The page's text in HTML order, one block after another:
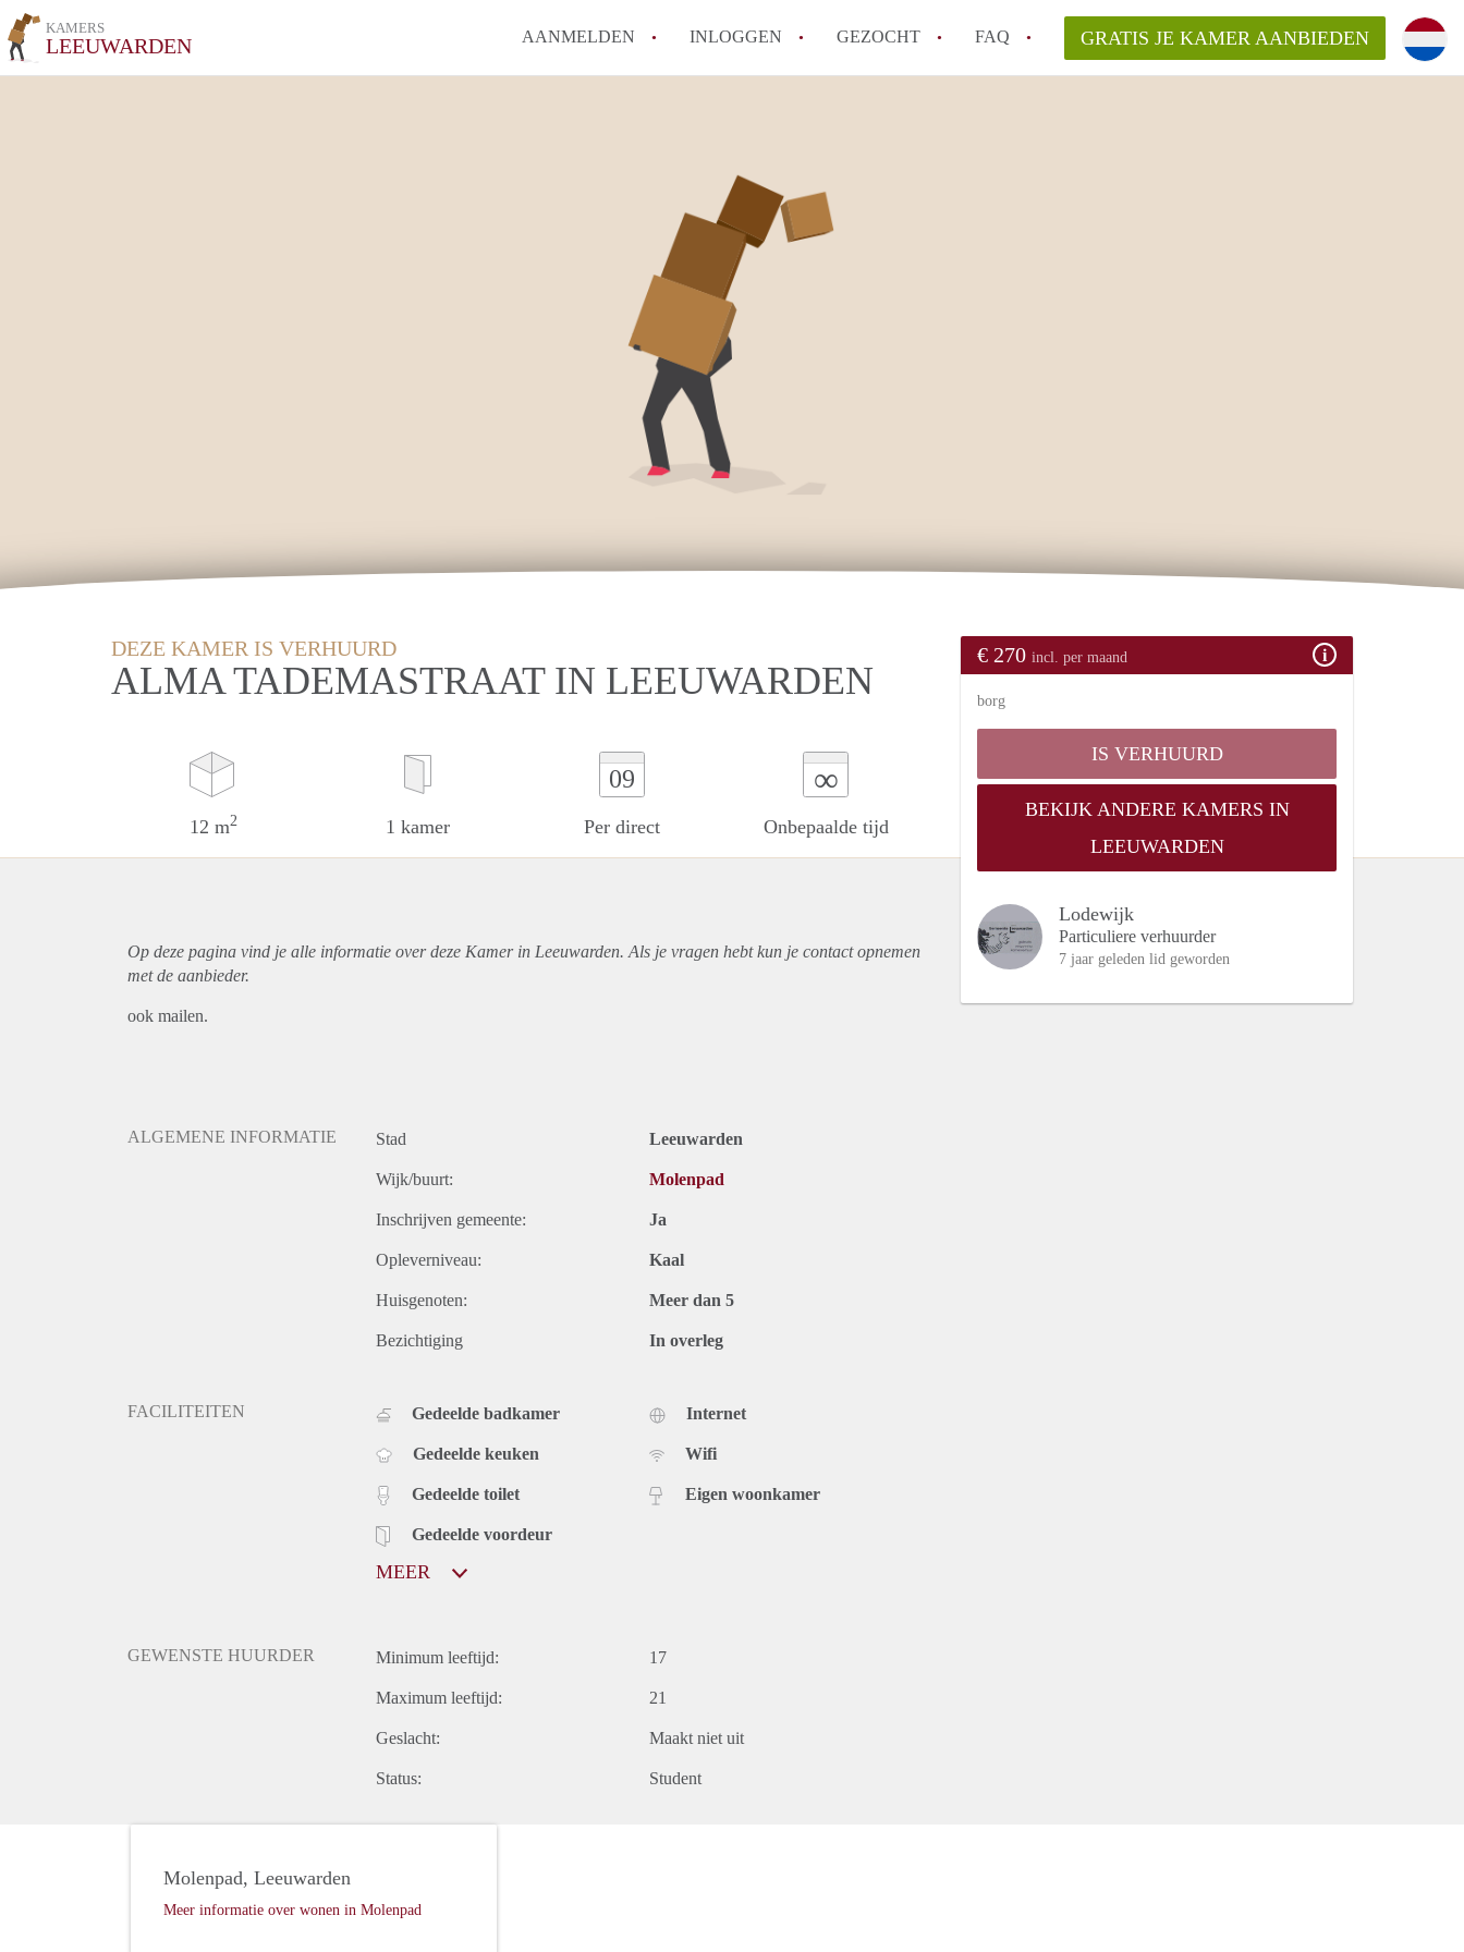
KAMERS
LEEUWARDEN AANMELDEN INLOGGEN GEZOCHT FAQ
makelaarsvergoeding/bemiddelingsvergoeding?
Is KamersLeeuwarden verantwoordelijk voor de aangeboden Kamer /
GRATIS JE KAMER AANBIEDEN
DEZE KAMER IS VERHUURD
ALMA TADEMASTRAAT IN LEEUWARDEN
12 m2 1 kamer
09
Per direct
∞
Onbepaalde tijd
€ 270 incl. per maand
borg
IS VERHUURD
BEKIJK ANDERE KAMERS IN
LEEUWARDEN
Lodewijk
Particuliere verhuurder
7 jaar geleden lid geworden
Op deze pagina vind je alle informatie over deze Kamer in Leeuwarden. Als je vragen hebt kun je contact opnemen
met de aanbieder.
ook mailen.
ALGEMENE INFORMATIE Stad Leeuwarden
Wijk/buurt: Molenpad
Inschrijven gemeente: Ja
Opleverniveau: Kaal
Huisgenoten: Meer dan 5
Bezichtiging In overleg
FACILITEITEN Gedeelde badkamer
Gedeelde keuken
Gedeelde toilet
Gedeelde voordeur
Internet
Wifi
Eigen woonkamer
MEER
GEWENSTE HUURDER Minimum leeftijd: 17
Maximum leeftijd: 21
Geslacht: Maakt niet uit
Status: Student
Molenpad, Leeuwarden
Meer informatie over wonen in Molenpad